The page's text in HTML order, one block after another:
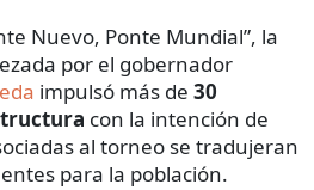
Nuevo, Ponte Mundial”, la
por el gobernador
impulsó más de 30
con la intención de
al torneo se tradujeran
para la población.